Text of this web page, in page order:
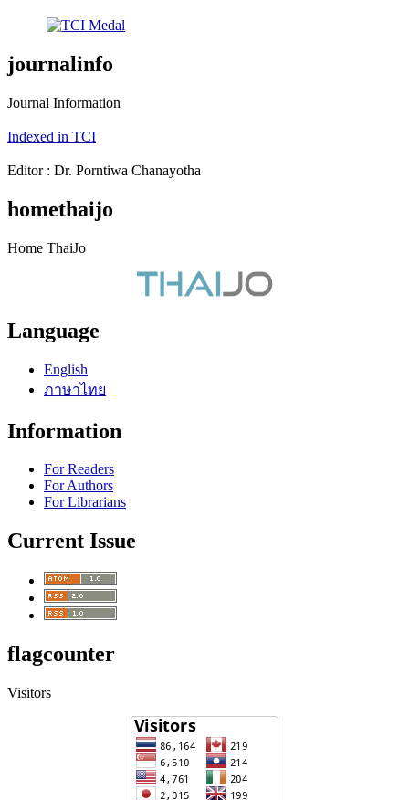
journalinfo
Journal Information
Indexed in TCI
Editor : Dr. Porntiwa Chanayotha
homethaijo
Home ThaiJo
Language
English
ภาษาไทย
Information
For Readers
For Authors
For Librarians
Current Issue
flagcounter
Visitors